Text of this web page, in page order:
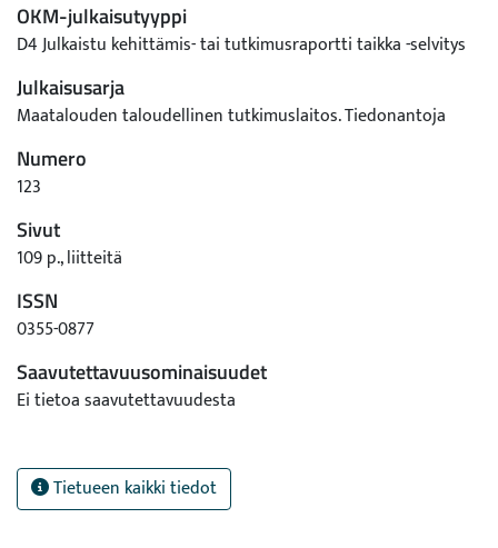
OKM-julkaisutyyppi
D4 Julkaistu kehittämis- tai tutkimusraportti taikka -selvitys
Julkaisusarja
Maatalouden taloudellinen tutkimuslaitos. Tiedonantoja
Numero
123
Sivut
109 p., liitteitä
ISSN
0355-0877
Saavutettavuusominaisuudet
Ei tietoa saavutettavuudesta
Tietueen kaikki tiedot